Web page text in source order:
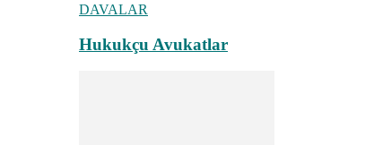
DAVALAR
Hukukçu Avukatlar